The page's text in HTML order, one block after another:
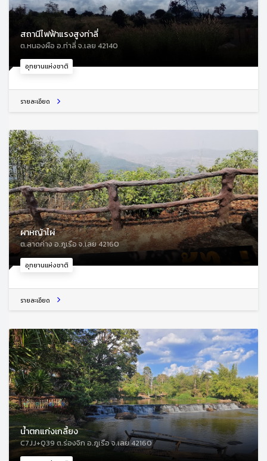
อุทยานแห่งชาติ
สถานีไฟฟ้าแรงสูงท่าลี่
ต.หนองผือ อ.ท่าลี่ จ.เลย 42140
รายละเอียด
อุทยานแห่งชาติ
ผาหญ้าไผ่
ต.ลาดค่าง อ.ภูเรือ จ.เลย 42160
รายละเอียด
น้ำตกแก่งเกลี้ยง
C7JJ+Q39 ต.ร่องจิก อ.ภูเรือ จ.เลย 42160